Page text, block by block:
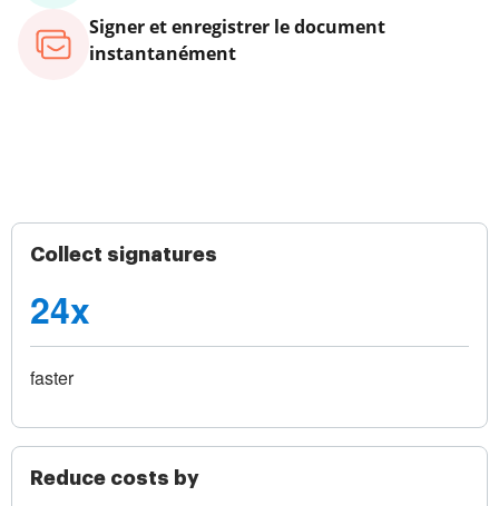
Signer et enregistrer le document
instantanément
Collect signatures
24x
faster
Reduce costs by